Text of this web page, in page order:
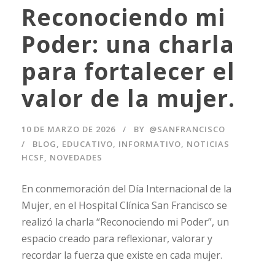
Reconociendo mi
Poder: una charla
para fortalecer el
valor de la mujer.
10 DE MARZO DE 2026 BY @SANFRANCISCO
BLOG, EDUCATIVO, INFORMATIVO, NOTICIAS
HCSF, NOVEDADES
En conmemoración del Día Internacional de la
Mujer, en el Hospital Clínica San Francisco se
realizó la charla “Reconociendo mi Poder”, un
espacio creado para reflexionar, valorar y
recordar la fuerza que existe en cada mujer.